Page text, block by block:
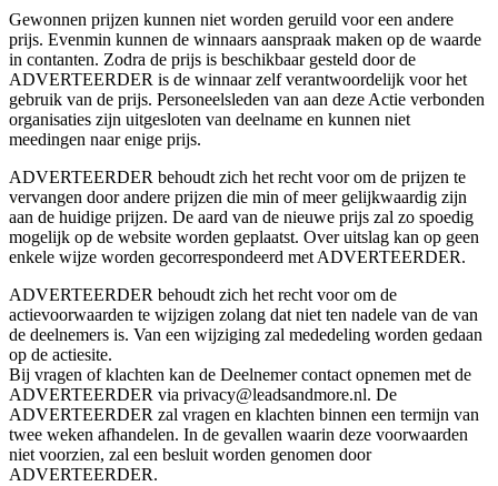
Gewonnen prijzen kunnen niet worden geruild voor een andere
prijs. Evenmin kunnen de winnaars aanspraak maken op de waarde
in contanten. Zodra de prijs is beschikbaar gesteld door de
ADVERTEERDER is de winnaar zelf verantwoordelijk voor het
gebruik van de prijs. Personeelsleden van aan deze Actie verbonden
organisaties zijn uitgesloten van deelname en kunnen niet
meedingen naar enige prijs.
ADVERTEERDER behoudt zich het recht voor om de prijzen te
vervangen door andere prijzen die min of meer gelijkwaardig zijn
aan de huidige prijzen. De aard van de nieuwe prijs zal zo spoedig
mogelijk op de website worden geplaatst. Over uitslag kan op geen
enkele wijze worden gecorrespondeerd met ADVERTEERDER.
ADVERTEERDER behoudt zich het recht voor om de
actievoorwaarden te wijzigen zolang dat niet ten nadele van de van
de deelnemers is. Van een wijziging zal mededeling worden gedaan
op de actiesite.
Bij vragen of klachten kan de Deelnemer contact opnemen met de
ADVERTEERDER via privacy@leadsandmore.nl. De
ADVERTEERDER zal vragen en klachten binnen een termijn van
twee weken afhandelen. In de gevallen waarin deze voorwaarden
niet voorzien, zal een besluit worden genomen door
ADVERTEERDER.